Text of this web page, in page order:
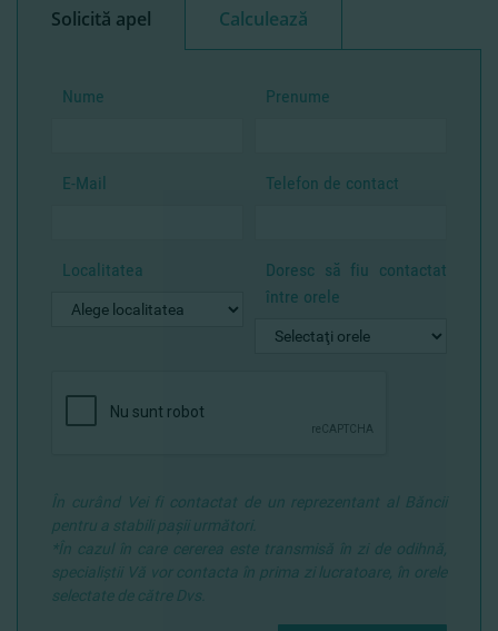
Solicită apel Calculează
Nume Prenume
E-Mail Telefon de contact
Localitatea
Doresc să fiu contactat
între orele
În curând Vei fi contactat de un reprezentant al Băncii
pentru a stabili paşii următori.
*În cazul în care cererea este transmisă în zi de odihnă,
specialiştii Vă vor contacta în prima zi lucratoare, în orele
selectate de către Dvs.